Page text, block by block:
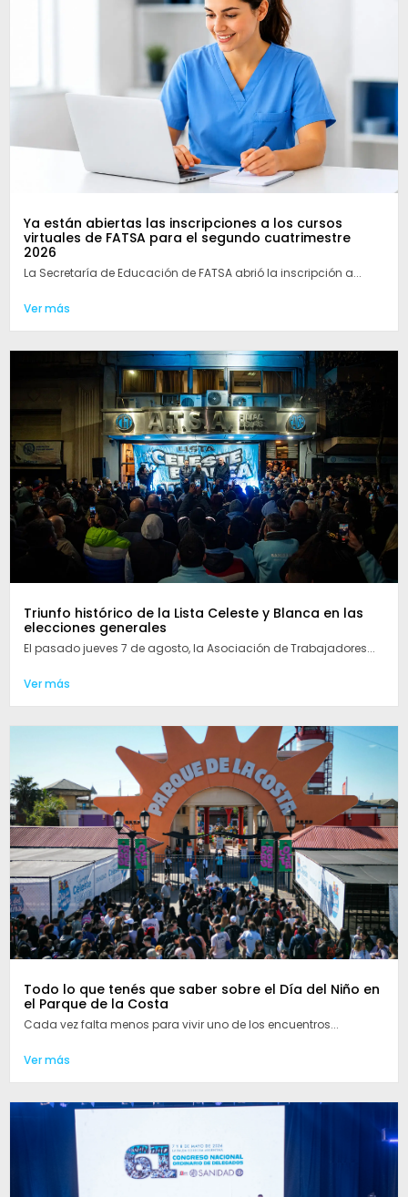
Ya están abiertas las inscripciones a los cursos
virtuales de FATSA para el segundo cuatrimestre
2026
La Secretaría de Educación de FATSA abrió la inscripción a...
Ver más
Triunfo histórico de la Lista Celeste y Blanca en las
elecciones generales
El pasado jueves 7 de agosto, la Asociación de Trabajadores...
Ver más
Todo lo que tenés que saber sobre el Día del Niño en
el Parque de la Costa
Cada vez falta menos para vivir uno de los encuentros...
Ver más